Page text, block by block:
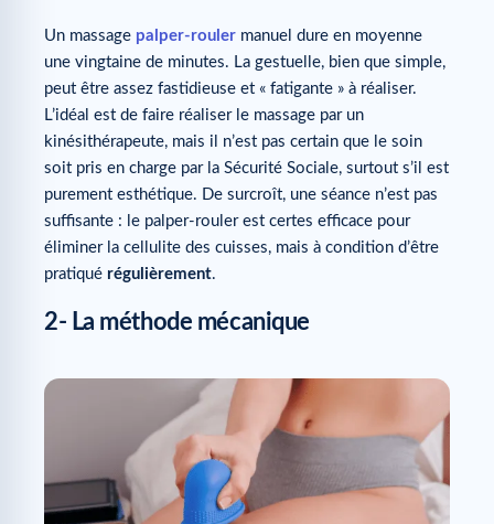
Un massage palper-rouler manuel dure en moyenne
une vingtaine de minutes. La gestuelle, bien que simple,
peut être assez fastidieuse et « fatigante » à réaliser.
L’idéal est de faire réaliser le massage par un
kinésithérapeute, mais il n’est pas certain que le soin
soit pris en charge par la Sécurité Sociale, surtout s’il est
purement esthétique. De surcroît, une séance n’est pas
suffisante : le palper-rouler est certes efficace pour
éliminer la cellulite des cuisses, mais à condition d’être
pratiqué régulièrement.
2- La méthode mécanique